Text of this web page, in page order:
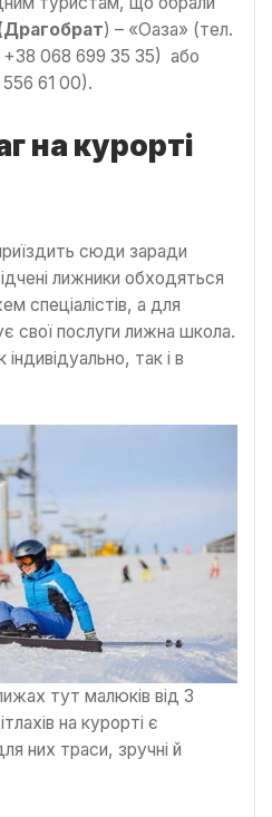
) – «Оаза» (тел.
+38 068 699 35 35) або
61 00).
на курорті
сюди заради
лижники обходяться
спеціалістів, а для
свої послуги лижна школа.
так і в
тут малюків від 3
на курорті є
них траси, зручні й